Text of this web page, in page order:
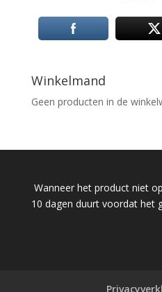
Winkelmand
Geen producten in de
Wanneer het product niet
10 dagen duurt voordat het